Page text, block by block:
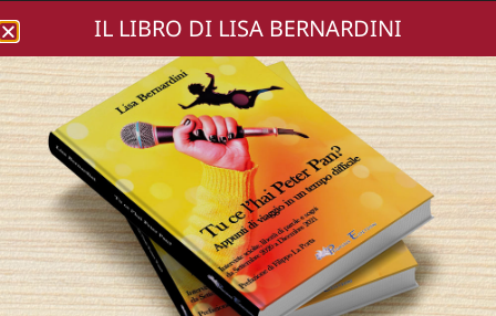
Lisa Bernardini
Foto della torta
raduno
IL LIBRO DI LISA BERNARDINI